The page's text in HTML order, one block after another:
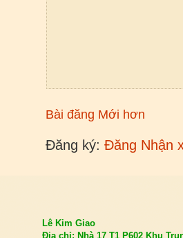
Bài đăng Mới hơn
Đăng ký:Đăng Nhận
Lê Kim Giao
Địa chỉ: Nhà 17 T1 P602 Khu